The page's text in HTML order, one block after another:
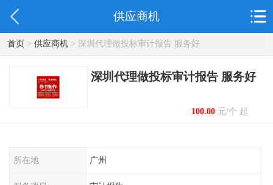
供应商机
首页> 供应商机> 深圳代理做投标审计报告 服务好
深圳代理做投标审计报告 服务好
100.00元/个 起
所在地 广州